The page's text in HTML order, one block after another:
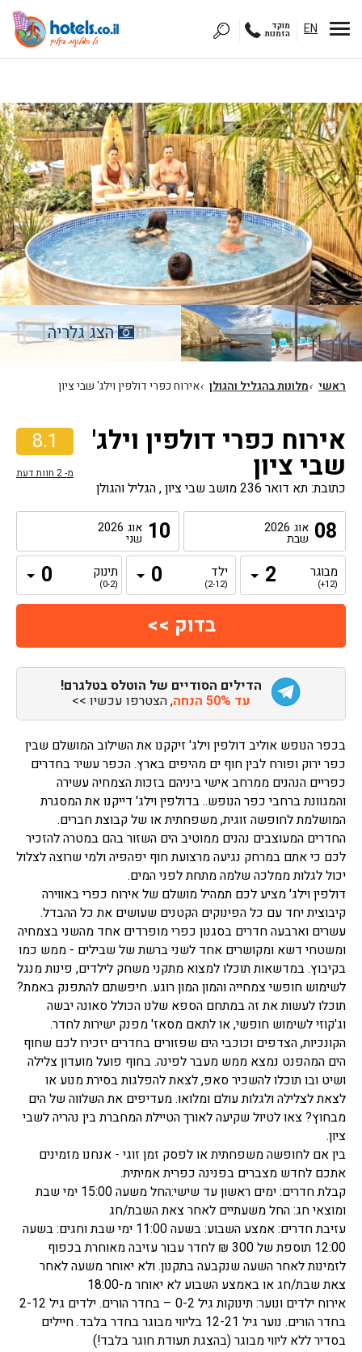
EN מוקד
הזמנות
הצג גלריה
ראשי ›מלונות בהגליל והגולן ›אירוח כפרי דולפין וילג' שבי ציון
8.1
מ-2 חוות דעת
אירוח כפרי דולפין וילג'
שבי ציון
כתובת: תא דואר 236 מושב שבי ציון , הגליל והגולן
08 אוג 2026
שבת 10 אוג 2026
שני
מבוגר
(12+)
ילד
(2-12)
תינוק
(0-2)
הדילים הסודיים של הוטלס בטלגרם!
עד 50% הנחה , הצטרפו עכשיו >>
בכפר הנופש אוליב דולפין וילג' זיקקנו את השילוב המושלם שבין
כפר ירוק ופורח לבין חוף ים מהיפים בארץ. הכפר עשיר בחדרים
כפריים הנהנים ממרחב אישי ביניהם בזכות הצמחיה עשירה
והמגוונת ברחבי כפר הנופש.. בדולפין וילג' דייקנו את המסגרת
המושלמת לחופשה זוגית, משפחתית או של קבוצת חברים.
החדרים המעוצבים נהנים ממוטיב הים השזור בהם במטרה להזכיר
לכם כי אתם במרחק נגיעה מרצועת חוף יפהפיה ולמי שרוצה לצלול
יכול לגלות ממלכה שלמה מתחת לפני המים.
דולפין וילג' מציע לכם תמהיל מושלם של אירוח כפרי באווירה
קיבוצית יחד עם כל הפינוקים הקטנים שעושים את כל ההבדל.
עשרים וארבעה חדרים בסגנון כפרי מופרדים אחד מהשני בצמחיה
ומשטחי דשא ומקושרים אחד לשני ברשת של שבילים - ממש כמו
בקיבוץ. במדשאות תוכלו למצוא מתקני משחק לילדים, פינות מנגל
לשימוש חופשי צמחייה והמון המון רוגע. חיפשתם להתפנק באמת?
תוכלו לעשות את זה במתחם הספא שלנו הכולל סאונה יבשה
וג'קוזי לשימוש חופשי, או לתאם מסאז' מפנק ישירות לחדר.
הקונכיות, הצדפים וכוכבי הים שפזורים בחדרים יזכירו לכם שחוף
הים המהפנט נמצא ממש מעבר לפינה. בחוף פועל מועדון צלילה
ושיט ובו תוכלו להשכיר סאפ, לצאת להפלגות בסירת מנוע או
לצאת לצלילה ולגלות עולם ומלואו. מעדיפים את השלווה של הים
מבחוץ? צאו לטיול שקיעה לאורך הטיילת המחברת בין נהריה לשבי
ציון.
בין אם לחופשה משפחתית או לפסק זמן זוגי - אנחנו מזמינים
אתכם לחדש מצברים בפנינה כפרית אמיתית.
קבלת חדרים: ימים ראשון עד שישי:החל משעה 15:00 ימי שבת
ומוצאי חג: החל משעתיים לאחר צאת השבת/חג
עזיבת חדרים: אמצע השבוע: בשעה 11:00 ימי שבת וחגים: בשעה
12:00 תוספת של 300 ₪ לחדר עבור עזיבה מאוחרת בכפוף
לזמינות לאחר השעה שנקבעה בתקנון. ולא יאוחר משעה לאחר
צאת שבת/חג או באמצע השבוע לא יאוחר מ-18:00
אירוח ילדים ונוער: תינוקות גיל 0-2 – בחדר הורים. ילדים גיל 2-12
בחדר הורים. נוער גיל 12-21 בליווי מבוגר בחדר בלבד. חיילים
בסדיר ללא ליווי מבוגר (בהצגת תעודת חוגר בלבד!)